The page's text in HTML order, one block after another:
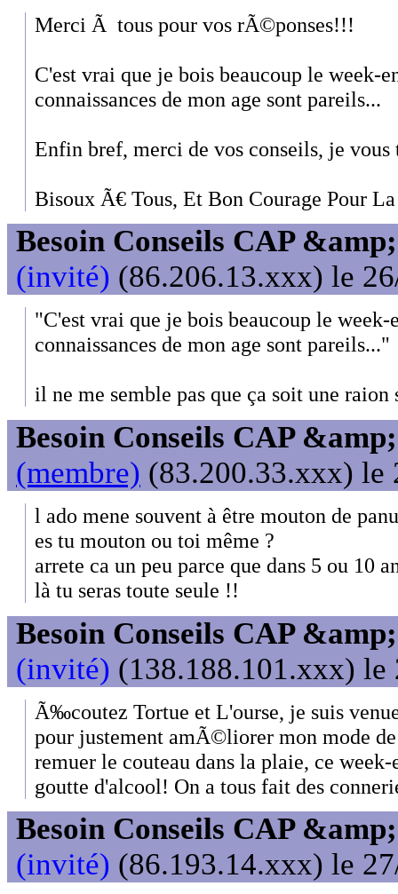
Merci Ã tous pour vos rÃ©ponses!!!
C'est vrai que je bois beaucoup le week-
connaissances de mon age sont pareils...
Enfin bref, merci de vos conseils, je
Bisoux Ã€ Tous, Et Bon Courage Pour
Besoin Conseils CAP
(invité) (86.206.13.xxx) le
"C'est vrai que je bois beaucoup le week-
connaissances de mon age sont pareils..."
il ne me semble pas que ça soit une
Besoin Conseils CAP
(membre) (83.200.33.xxx) le
l ado mene souvent à être mouton de
es tu mouton ou toi même ?
arrete ca un peu parce que dans 5 ou 10
là tu seras toute seule !!
Besoin Conseils CAP
(invité) (138.188.101.xxx) le
Ã‰coutez Tortue et L'ourse, je suis
pour justement amÃ©liorer mon mode
remuer le couteau dans la plaie, ce
goutte d'alcool! On a tous fait des
Besoin Conseils CAP
(invité) (86.193.14.xxx) le